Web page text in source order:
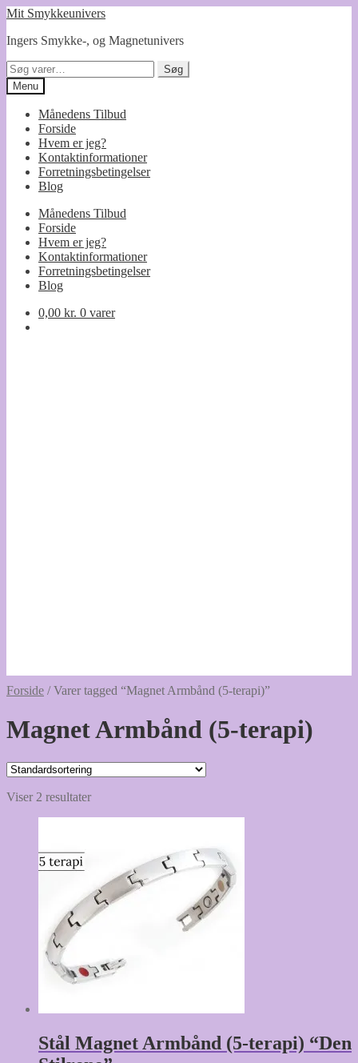
Spring
navigation
Spring
indhold
Mit Smykkeunivers
Ingers Smykke-, og Magnetunivers
Søg
efter:
Søg
Menu
Månedens Tilbud
Forside
Hvem er jeg?
Kontaktinformationer
Forretningsbetingelser
Blog
Månedens Tilbud
Forside
Hvem er jeg?
Kontaktinformationer
Forretningsbetingelser
Blog
0,00 kr. 0 varer
Forside /Varer tagged “Magnet Armbånd (5-terapi)”
Magnet Armbånd (5-terapi)
Viser 2 resultater
Stål Magnet Armbånd (5-terapi) “Den